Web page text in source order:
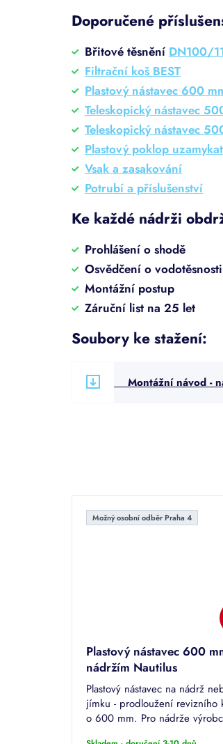
Možný osobní odběr Praha 4
Plastový nástavec 600
nádržím Nautilus
Plastový nástavec na nádrž
jímku - prodloužení revizního
o 600 mm. Pro nádrže
Doporučené
Břitové těsnění DN100/
Filtrační koš BEST
Plastový nástavec 600
Teleskopický nástavec
Teleskopický nástavec
Plastový poklop
Vsak a zasakování
Potrubí a příslušenství
Ke každé nádrži
Prohlášení o shodě
Osvědčení o vodotěsnosti
Montážní postup
Záruční list na 25 let
Soubory ke stažení:
Montážní návod -